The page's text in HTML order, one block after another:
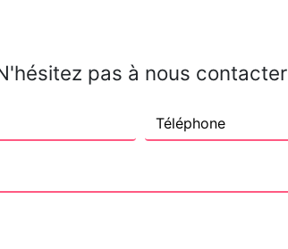
pas à nous contacter